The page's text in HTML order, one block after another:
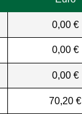
0,00 €
0,00 €
0,00 €
70,20 €